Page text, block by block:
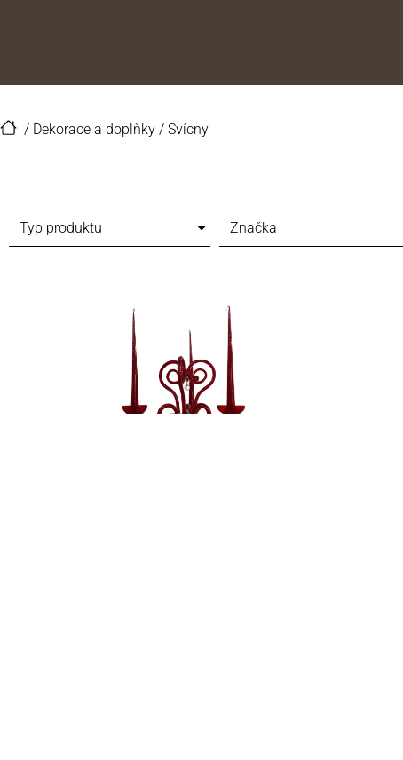
/ Dekorace a doplňky / Svícny
Typ produktu Značka